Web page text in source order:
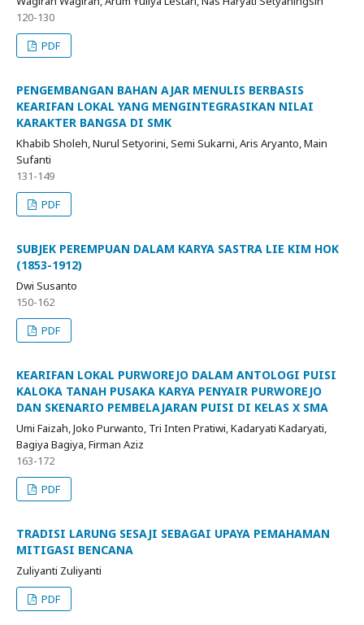
120-130
PDF
PENGEMBANGAN BAHAN AJAR MENULIS BERBASIS
KEARIFAN LOKAL YANG MENGINTEGRASIKAN NILAI
KARAKTER BANGSA DI SMK
Khabib Sholeh, Nurul Setyorini, Semi Sukarni, Aris Aryanto, Main
Sufanti
131-149
PDF
SUBJEK PEREMPUAN DALAM KARYA SASTRA LIE KIM HOK
(1853-1912)
Dwi Susanto
150-162
PDF
KEARIFAN LOKAL PURWOREJO DALAM ANTOLOGI PUISI
KALOKA TANAH PUSAKA KARYA PENYAIR PURWOREJO
DAN SKENARIO PEMBELAJARAN PUISI DI KELAS X SMA
Umi Faizah, Joko Purwanto, Tri Inten Pratiwi, Kadaryati Kadaryati,
Bagiya Bagiya, Firman Aziz
163-172
PDF
TRADISI LARUNG SESAJI SEBAGAI UPAYA PEMAHAMAN
MITIGASI BENCANA
Zuliyanti Zuliyanti
PDF